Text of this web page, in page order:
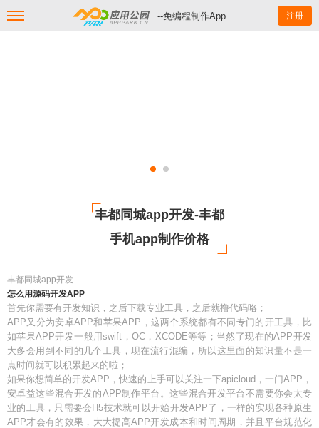
--免编程制作App 注册
丰都同城app开发-丰都
手机app制作价格
丰都同城app开发
怎么用源码开发APP
首先你需要有开发知识，之后下载专业工具，之后就撸代码咯；
APP又分为安卓APP和苹果APP，这两个系统都有不同专门的开工具，比
如苹果APP开发一般用swift，OC，XCODE等等；当然了现在的APP开发
大多会用到不同的几个工具，现在流行混编，所以这里面的知识量不是一
点时间就可以积累起来的啦；
如果你想简单的开发APP，快速的上手可以关注一下apicloud，一门APP，
安卓益这些混合开发的APP制作平台。这些混合开发平台不需要你会太专
业的工具，只需要会H5技术就可以开始开发APP了，一样的实现各种原生
APP才会有的效果，大大提高APP开发成本和时间周期，并且平台规范化